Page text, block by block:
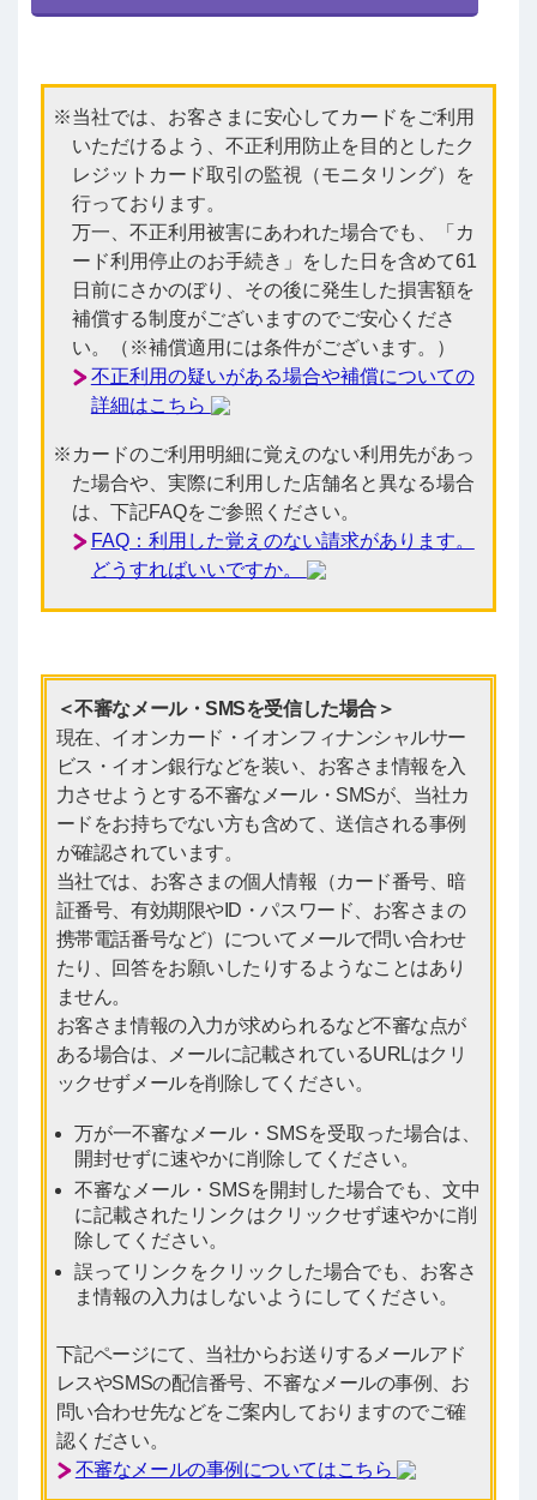
当社では、お客さまに安心してカードをご利用
いただけるよう、不正利用防止を目的としたク
レジットカード取引の監視（モニタリング）を
行っております。
万一、不正利用被害にあわれた場合でも、「カ
ード利用停止のお手続き」をした日を含めて61
日前にさかのぼり、その後に発生した損害額を
補償する制度がございますのでご安心くださ
い。（※補償適用には条件がございます。）
不正利用の疑いがある場合や補償についての
詳細はこちら
カードのご利用明細に覚えのない利用先があっ
た場合や、実際に利用した店舗名と異なる場合
は、下記FAQをご参照ください。
FAQ：利用した覚えのない請求があります。
どうすればいいですか。
＜不審なメール・SMSを受信した場合＞
現在、イオンカード・イオンフィナンシャルサー
ビス・イオン銀行などを装い、お客さま情報を入
力させようとする不審なメール・SMSが、当社カ
ードをお持ちでない方も含めて、送信される事例
が確認されています。
当社では、お客さまの個人情報（カード番号、暗
証番号、有効期限やID・パスワード、お客さまの
携帯電話番号など）についてメールで問い合わせ
たり、回答をお願いしたりするようなことはあり
ません。
お客さま情報の入力が求められるなど不審な点が
ある場合は、メールに記載されているURLはクリ
ックせずメールを削除してください。
万が一不審なメール・SMSを受取った場合は、
開封せずに速やかに削除してください。
不審なメール・SMSを開封した場合でも、文中
に記載されたリンクはクリックせず速やかに削
除してください。
誤ってリンクをクリックした場合でも、お客さ
ま情報の入力はしないようにしてください。
下記ページにて、当社からお送りするメールアド
レスやSMSの配信番号、不審なメールの事例、お
問い合わせ先などをご案内しておりますのでご確
認ください。
不審なメールの事例についてはこちら